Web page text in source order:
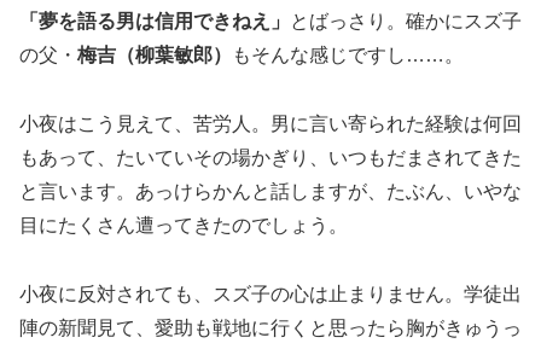
「夢を語る男は信用できねえ」
とばっさり。確かにスズ子
の父・ 梅吉（柳葉敏郎） もそんな感じですし……。
小夜はこう見えて、苦労人。男に言い寄られた経験は何回
もあって、たいていその場かぎり、いつもだまされてきた
と言います。あっけらかんと話しますが、たぶん、いやな
目にたくさん遭ってきたのでしょう。
小夜に反対されても、スズ子の心は止まりません。学徒出
陣の新聞見て、愛助も戦地に行くと思ったら胸がきゅうっ